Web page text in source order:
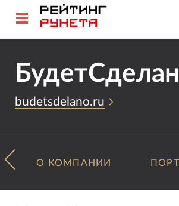
budetsdelano.ru
О КОМПАНИИ